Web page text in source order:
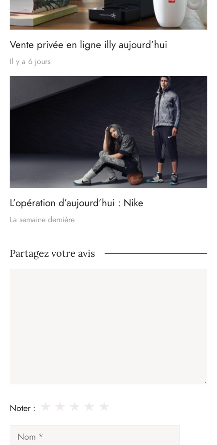
Vente privée en ligne illy aujourd’hui
Il y a 6 jours
L’opération d’aujourd’hui : Nike
La semaine dernière
Partagez votre avis
Noter :
Nom